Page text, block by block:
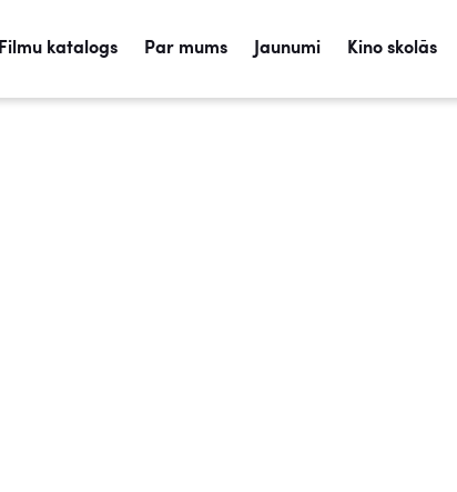
Filmu katalogs Par mums Jaunumi Kino skolās